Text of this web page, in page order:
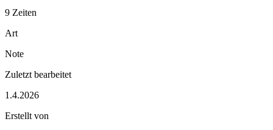
9 Zeiten
Art
Note
Zuletzt bearbeitet
1.4.2026
Erstellt von